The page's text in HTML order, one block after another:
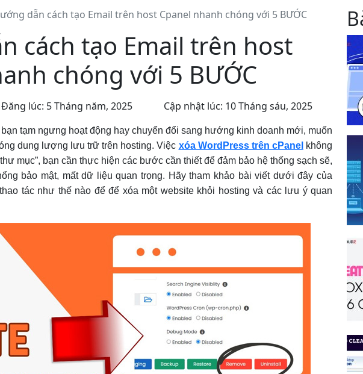
dẫn cách tạo Email trên host Cpanel nhanh chóng với 5 BƯỚC
cách tạo Email trên host
chóng với 5 BƯỚC
Đăng lúc: 5 Tháng năm, 2025 Cập nhật lúc: 10 Tháng sáu, 2025
tạm ngưng hoạt động hay chuyển đổi sang hướng kinh doanh mới, muốn
dung lượng lưu trữ trên hosting. Việc xóa WordPress trên cPanel không
mục”, bạn cần thực hiện các bước cần thiết để đảm bảo hệ thống sạch sẽ,
bảo mật, mất dữ liệu quan trọng. Hãy tham khảo bài viết dưới đây của
tác như thế nào để để xóa một website khỏi hosting và các lưu ý quan